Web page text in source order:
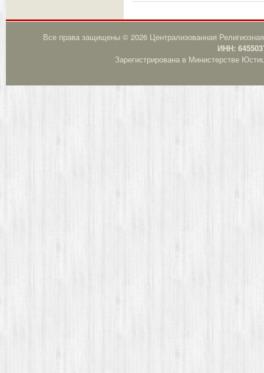
Все права защищены © 2026 Централизованная
ИНН:
Зарегистрирована в Министерстве